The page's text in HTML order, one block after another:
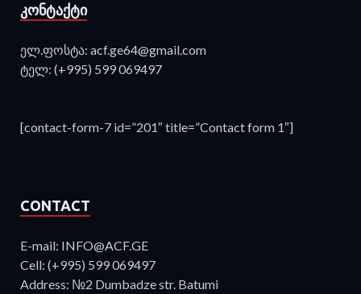
ᲙᲝᲜᲢᲐᲥᲢᲘ
ელ.ფოსტა: acf.ge64@gmail.com
ტელ: (+995) 599 069497
[contact-form-7 id=”201″ title=”Contact form 1″]
CONTACT
E-mail: INFO@ACF.GE
Cell: (+995) 599 069497
Address: №2 Dumbadze str. Batumi